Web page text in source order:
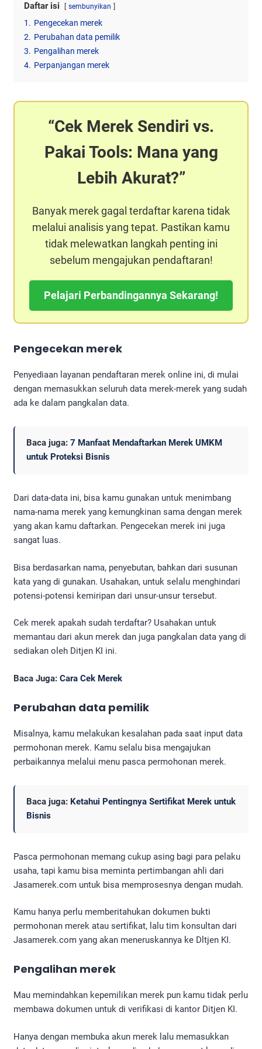
Daftar isi sembunyikan
1. Pengecekan merek
2. Perubahan data pemilik
3. Pengalihan merek
4. Perpanjangan merek
Cek Merek Sendiri vs.
Pakai Tools: Mana yang
Lebih Akurat?
Banyak merek gagal terdaftar karena tidak
melalui analisis yang tepat. Pastikan kamu
tidak melewatkan langkah penting ini
sebelum mengajukan pendaftaran!
Pelajari Perbandingannya Sekarang!
Pengecekan merek
Penyediaan layanan pendaftaran merek online ini, di mulai
dengan memasukkan seluruh data merek-merek yang sudah
ada ke dalam pangkalan data.
Baca juga: 7 Manfaat Mendaftarkan Merek UMKM
untuk Proteksi Bisnis
Dari data-data ini, bisa kamu gunakan untuk menimbang
nama-nama merek yang kemungkinan sama dengan merek
yang akan kamu daftarkan. Pengecekan merek ini juga
sangat luas.
Bisa berdasarkan nama, penyebutan, bahkan dari susunan
kata yang di gunakan. Usahakan, untuk selalu menghindari
potensi-potensi kemiripan dari unsur-unsur tersebut.
Cek merek apakah sudah terdaftar? Usahakan untuk
memantau dari akun merek dan juga pangkalan data yang di
sediakan oleh Ditjen KI ini.
Baca Juga: Cara Cek Merek
Perubahan data pemilik
Misalnya, kamu melakukan kesalahan pada saat input data
permohonan merek. Kamu selalu bisa mengajukan
perbaikannya melalui menu pasca permohonan merek.
Baca juga: Ketahui Pentingnya Sertifikat Merek untuk
Bisnis
Pasca permohonan memang cukup asing bagi para pelaku
usaha, tapi kamu bisa meminta pertimbangan ahli dari
Jasamerek.com untuk bisa memprosesnya dengan mudah.
Kamu hanya perlu memberitahukan dokumen bukti
permohonan merek atau sertifikat, lalu tim konsultan dari
Jasamerek.com yang akan meneruskannya ke Dltjen KI.
Pengalihan merek
Mau memindahkan kepemilikan merek pun kamu tidak perlu
membawa dokumen untuk di verifikasi di kantor Ditjen KI.
Hanya dengan membuka akun merek lalu memasukkan